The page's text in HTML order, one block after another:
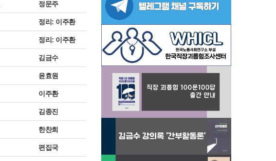
정문주
정리: 이주환
정리: 이주환
김금수
윤효원
이주환
김종진
한찬희
편집국